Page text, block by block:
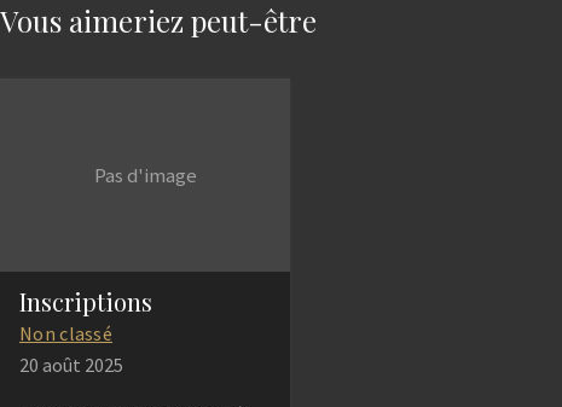
Vous aimeriez peut-être
Pas d'image
Inscriptions
Non classé
20 août 2025